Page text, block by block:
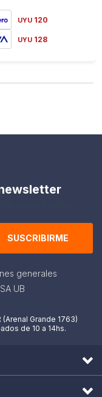
UYU 120
UYU 128
SUSCRIBIRME
generales
UB
(Arenal Grande 1763)
de 10 a 14hs.